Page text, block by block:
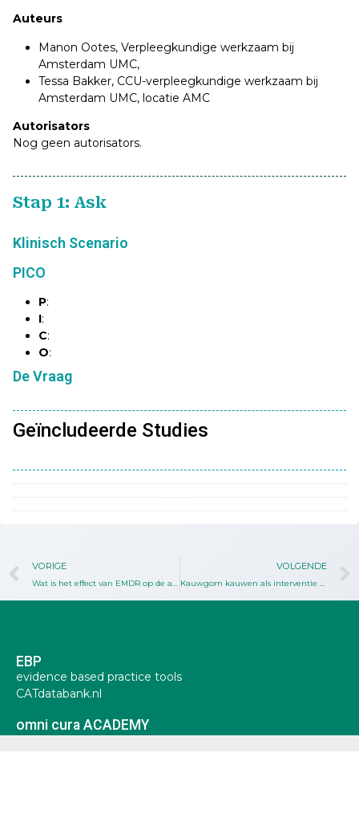
Auteurs
Manon Ootes, Verpleegkundige werkzaam bij
Amsterdam UMC,
Tessa Bakker, CCU-verpleegkundige werkzaam bij
Amsterdam UMC, locatie AMC
Autorisators
Nog geen autorisators.
Stap 1: Ask
Klinisch Scenario
PICO
P:
I:
C:
O:
De Vraag
Geïncludeerde Studies
VORIGE
Wat is het effect van EMDR op de angstbeleving van volwassen oncologische patiënten met angstgevoelens?
VOLGENDE
Kauwgom kauwen als interventie tegen een postoperatieve ileus bij darmkanker operaties.
EBP
evidence based practice tools
CATdatabank.nl
omni cura ACADEMY